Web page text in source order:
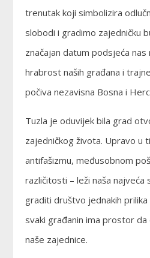
trenutak koji simbolizira
slobodi i gradimo zajedničku
značajan datum podsjeća
hrabrost naših građana i
počiva nezavisna Bosna i
Tuzla je oduvijek bila grad
zajedničkog života. Upravo u
antifašizmu, međusobnom
različitosti – leži naša najveća
graditi društvo jednakih
svaki građanin ima prostor
naše zajednice.